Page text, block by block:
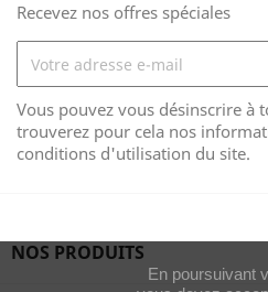
Recevez nos offres spéciales
Vous pouvez vous désinscrire à
trouverez pour cela nos
conditions d'utilisation du site.
NOS PRODUITS
En poursuivant